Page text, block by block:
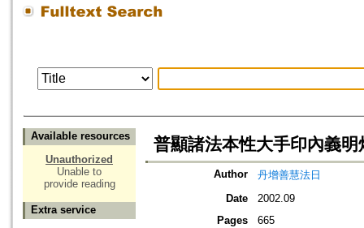
Available resources
Unauthorized
Unable to
provide reading
Extra service
普顯諸法本性大手印內義明
Author
丹增善慧法日
Date
2002.09
Pages
665